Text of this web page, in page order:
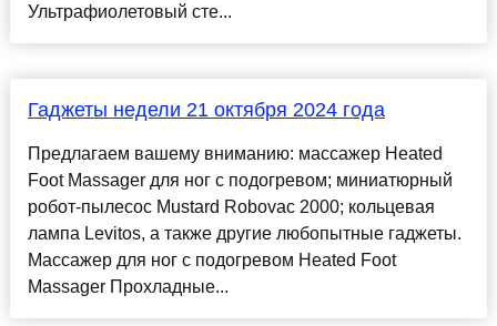
Ультрафиолетовый сте...
Гаджеты недели 21 октября 2024 года
Предлагаем вашему вниманию: массажер Heated
Foot Massager для ног с подогревом; миниатюрный
робот-пылесос Mustard Robovac 2000; кольцевая
лампа Levitos, а также другие любопытные гаджеты.
Массажер для ног с подогревом Heated Foot
Massager Прохладные...